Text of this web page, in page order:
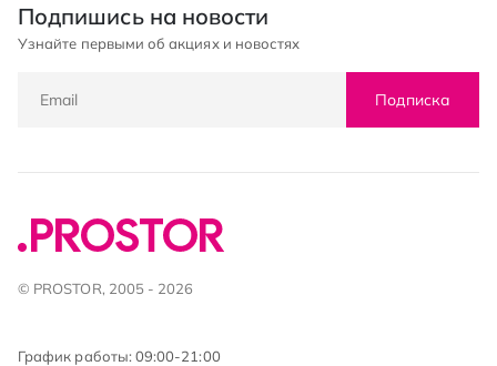
Подпишись на новости
Узнайте первыми об акциях и новостях
Подписка
© PROSTOR, 2005 - 2026
График работы: 09:00-21:00